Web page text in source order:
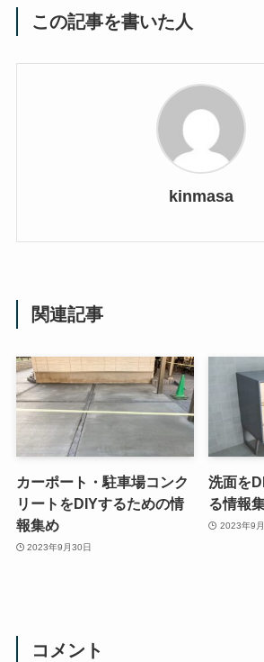
この記事を書いた人
kinmasa
関連記事
カーポート・駐車場コンク
リートをDIYするための情
報集め
2023年9月30日
洗面を
る情報
2023年9
コメント